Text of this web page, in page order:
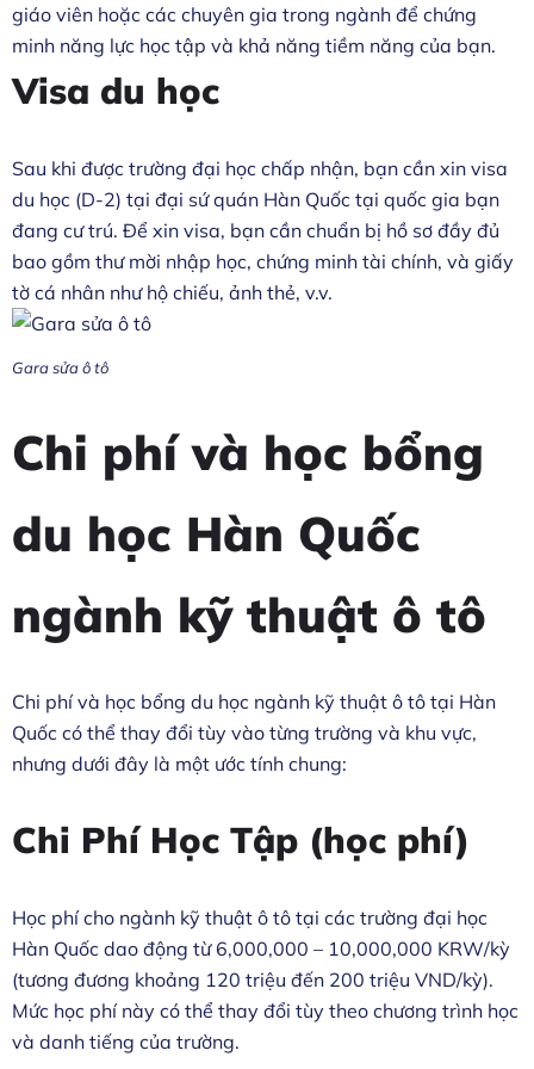
giáo viên hoặc các chuyên gia trong ngành để chứng
minh năng lực học tập và khả năng tiềm năng của bạn.
Visa du học
Sau khi được trường đại học chấp nhận, bạn cần xin visa
du học (D-2) tại đại sứ quán Hàn Quốc tại quốc gia bạn
đang cư trú. Để xin visa, bạn cần chuẩn bị hồ sơ đầy đủ
bao gồm thư mời nhập học, chứng minh tài chính, và giấy
tờ cá nhân như hộ chiếu, ảnh thẻ, v.v.
Gara sửa ô tô
Chi phí và học bổng
du học Hàn Quốc
ngành kỹ thuật ô tô
Chi phí và học bổng du học ngành kỹ thuật ô tô tại Hàn
Quốc có thể thay đổi tùy vào từng trường và khu vực,
nhưng dưới đây là một ước tính chung:
Chi Phí Học Tập (học phí)
Học phí cho ngành kỹ thuật ô tô tại các trường đại học
Hàn Quốc dao động từ 6,000,000 – 10,000,000 KRW/kỳ
(tương đương khoảng 120 triệu đến 200 triệu VND/kỳ).
Mức học phí này có thể thay đổi tùy theo chương trình học
và danh tiếng của trường.